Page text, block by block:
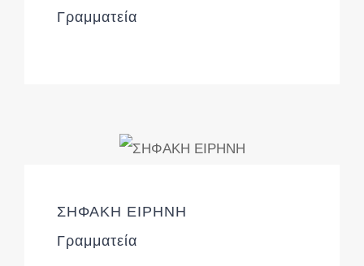
Γραμματεία
ΣΗΦΑΚΗ ΕΙΡΗΝΗ
Γραμματεία